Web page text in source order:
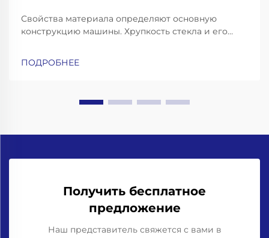
Свойства материала определяют основную
конструкцию машины. Хрупкость стекла и его
амортизацией ударных нагрузок и высокоточные
ПОДРОБНЕЕ
Получить бесплатное
предложение
Наш представитель свяжется с вами в